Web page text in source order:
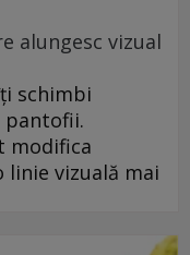
alungesc vizual
schimbi
pantofii.
modifica
vizuală mai